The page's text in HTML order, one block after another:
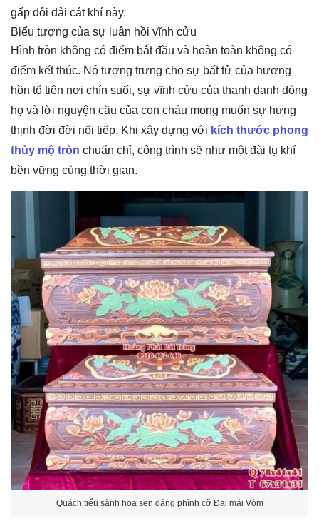
gấp đôi dải cát khí này.
Biểu tượng của sự luân hồi vĩnh cửu
Hình tròn không có điểm bắt đầu và hoàn toàn không có
điểm kết thúc. Nó tượng trưng cho sự bất tử của hương
hồn tổ tiên nơi chín suối, sự vĩnh cửu của thanh danh dòng
họ và lời nguyện cầu của con cháu mong muốn sự hưng
thịnh đời đời nối tiếp. Khi xây dựng với kích thước phong
thủy mộ tròn chuẩn chỉ, công trình sẽ như một đài tụ khí
bền vững cùng thời gian.
Quách tiểu sành hoa sen dáng phình cỡ Đại mái Vòm